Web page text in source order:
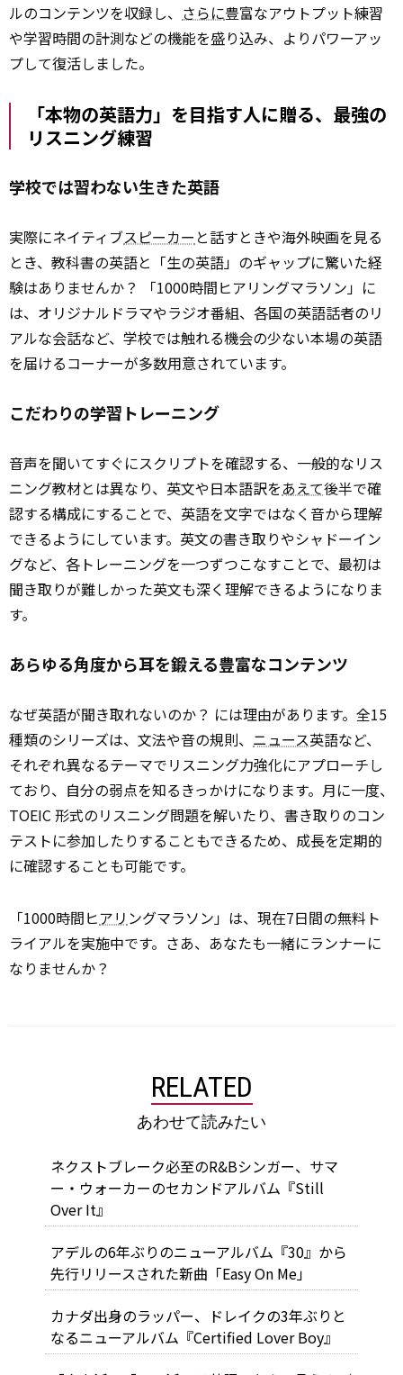
ルのコンテンツを収録し、 さらに豊富なアウトプット練習
や学習時間の計測などの機能を盛り込み、よりパワーアッ
プして復活しました。
「本物の英語力」を目指す人に贈る、最強の
リスニング練習
学校では習わない生きた英語
実際にネイティブスピーカー と話すときや海外映画を見る
とき、教科書の英語と「生の英語」のギャップに驚いた経
験はありませんか？ 「1000時間ヒアリングマラソン」に
は、オリジナルドラマやラジオ番組、各国の英語話者のリ
アルな会話など、学校では触れる機会の少ない本場の英語
を届けるコーナーが多数用意されています。
こだわりの学習トレーニング
音声を聞いてすぐにスクリプトを確認する、一般的なリス
ニング教材とは異なり、英文や日本語訳をあえて後半で確
認する構成にすることで、英語を文字ではなく音から理解
できるようにしています。英文の書き取りやシャドーイン
グなど、各トレーニングを一つずつこなすことで、最初は
聞き取りが難しかった英文も深く理解できるようになりま
す。
あらゆる角度から耳を鍛える豊富なコンテンツ
なぜ英語が聞き取れないのか？ には理由があります。全15
種類のシリーズは、文法や音の規則、 ニュース英語など、
それぞれ異なるテーマでリスニング力強化にアプローチし
ており、自分の弱点を知るきっかけになります。月に一度、
TOEIC 形式のリスニング問題を解いたり、書き取りのコン
テストに参加したりすることもできるため、成長を定期的
に確認することも可能です。
「1000時間ヒアリ ングマラソン」は、現在7日間の無料ト
ライアルを実施中です。さあ、あなたも一緒にランナーに
なりませんか？
RELATED
あわせて読みたい
ネクストブレーク必至のR&Bシンガー、サマ
ー・ウォーカーのセカンドアルバム『Still
Over It』
アデルの6年ぶりのニューアルバム『30』から
先行リリースされた新曲「Easy On Me」
カナダ出身のラッパー、ドレイクの3年ぶりと
なるニューアルバム『Certified Lover Boy』